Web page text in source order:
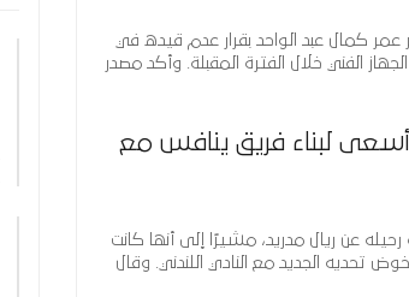
عمر كمال عبد الواحد بقرار عدم قيده في
اللاعب خارج حسابات الجهاز الفني خلال الفترة المقبلة. وأكد مصدر
لبناء فريق ينافس مع
عن ريال مدريد، مشيرًا إلى أنها كانت
تحديه الجديد مع النادي اللندني. وقال